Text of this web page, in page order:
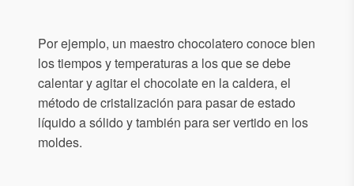
Por ejemplo, un maestro chocolatero conoce bien
los tiempos y temperaturas a los que se debe
calentar y agitar el chocolate en la caldera, el
método de cristalización para pasar de estado
líquido a sólido y también para ser vertido en los
moldes.